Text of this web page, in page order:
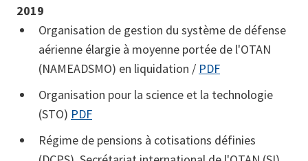
2019
Organisation de gestion du système de défense
aérienne élargie à moyenne portée de l'OTAN
(NAMEADSMO) en liquidation / PDF
Organisation pour la science et la technologie
(STO) PDF
Régime de pensions à cotisations définies